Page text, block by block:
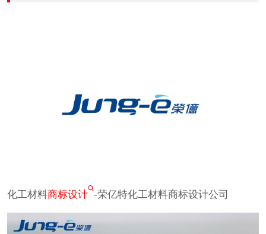
化工材料商标设计 -荣亿特化工材料商标设计公司